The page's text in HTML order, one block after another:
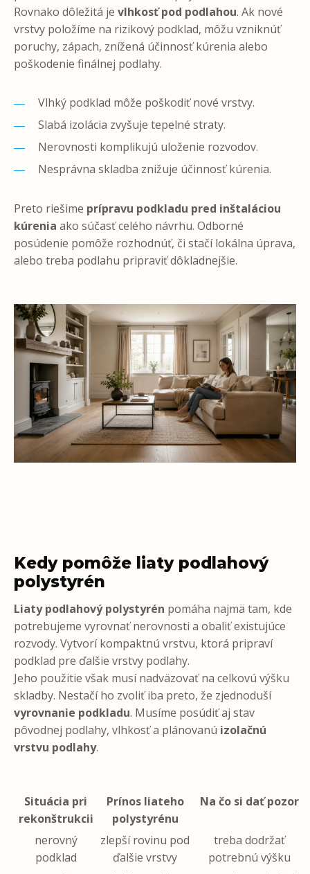
Rovnako dôležitá je vlhkosť pod podlahou. Ak nové
vrstvy položíme na rizikový podklad, môžu vzniknúť
poruchy, zápach, znížená účinnosť kúrenia alebo
poškodenie finálnej podlahy.
Vlhký podklad môže poškodiť nové vrstvy.
Slabá izolácia zvyšuje tepelné straty.
Nerovnosti komplikujú uloženie rozvodov.
Nesprávna skladba znižuje účinnosť kúrenia.
Preto riešime prípravu podkladu pred inštaláciou
kúrenia ako súčasť celého návrhu. Odborné
posúdenie pomôže rozhodnúť, či stačí lokálna úprava,
alebo treba podlahu pripraviť dôkladnejšie.
Kedy pomôže liaty podlahový
polystyrén
Liaty podlahový polystyrén pomáha najmä tam, kde
potrebujeme vyrovnať nerovnosti a obaliť existujúce
rozvody. Vytvorí kompaktnú vrstvu, ktorá pripraví
podklad pre ďalšie vrstvy podlahy.
Jeho použitie však musí nadväzovať na celkovú výšku
skladby. Nestačí ho zvoliť iba preto, že zjednoduší
vyrovnanie podkladu. Musíme posúdiť aj stav
pôvodnej podlahy, vlhkosť a plánovanú izolačnú
vrstvu podlahy.
Situácia pri
rekonštrukcii
Prínos liateho
polystyrénu
Na čo si dať pozor
nerovný
podklad
zlepší rovinu pod
ďalšie vrstvy
treba dodržať
potrebnú výšku